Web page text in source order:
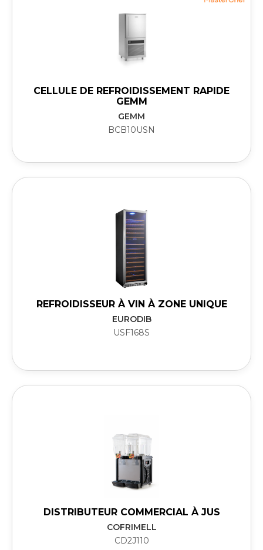
CELLULE DE REFROIDISSEMENT RAPIDE
GEMM
GEMM
BCB10USN
REFROIDISSEUR À VIN À ZONE UNIQUE
EURODIB
USF168S
DISTRIBUTEUR COMMERCIAL À JUS
COFRIMELL
CD2J110